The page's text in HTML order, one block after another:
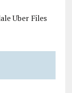
Uber Files